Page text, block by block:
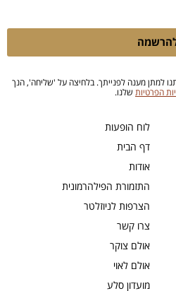
לוח הופעות
דף הבית
אודות
התזמורת הפילהרמונית
הצרפות לניוזלטר
צרו קשר
אולם צוקר
אולם לאוי
מועדון סלע
למתן מענה לפנייתך. בלחיצה על 'שליחה', הנך
הפרטיות שלנו.